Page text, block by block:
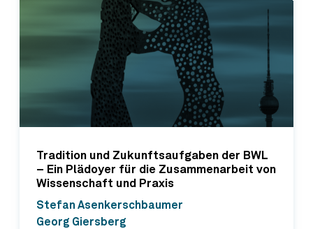
Tradition und Zukunftsaufgaben der BWL
– Ein Plädoyer für die Zusammenarbeit von
Wissenschaft und Praxis
Stefan Asenkerschbaumer
Georg Giersberg